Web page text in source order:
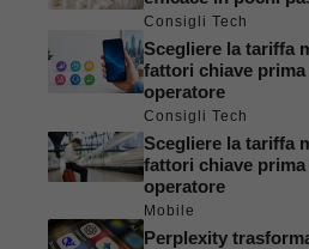
Consigli Tech
Scegliere la tariffa
fattori chiave
operatore
Consigli Tech
Scegliere la tariffa
fattori chiave
operatore
Mobile
Perplexity